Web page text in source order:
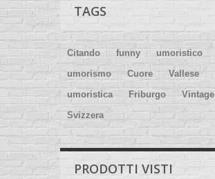
TAGS
Citando funny
umoristico
umorismo
Cuore
Vallese
umoristica
Friburgo
Vintage
Svizzera
PRODOTTI VISTI